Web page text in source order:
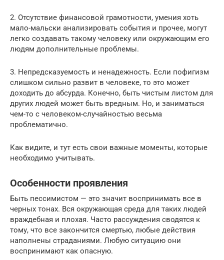
2. Отсутствие финансовой грамотности, умения хоть
мало-мальски анализировать события и прочее, могут
легко создавать такому человеку или окружающим его
людям дополнительные проблемы.
3. Непредсказуемость и ненадежность. Если пофигизм
слишком сильно развит в человеке, то это может
доходить до абсурда. Конечно, быть чистым листом для
других людей может быть вредным. Но, и заниматься
чем-то с человеком-случайностью весьма
проблематично.
Как видите, и тут есть свои важные моменты, которые
необходимо учитывать.
Особенности проявления
Быть пессимистом — это значит воспринимать все в
черных тонах. Вся окружающая среда для таких людей
враждебная и плохая. Часто рассуждения сводятся к
тому, что все закончится смертью, любые действия
наполнены страданиями. Любую ситуацию они
воспринимают как опасную.